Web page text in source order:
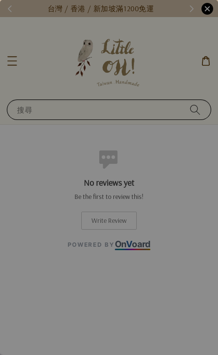
台灣 / 香港 / 新加坡滿1200免運
搜尋
No reviews yet
Be the first to review this!
Write Review
POWERED BY OnVoard